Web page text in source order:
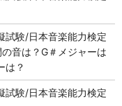
試験/日本音楽能力検定
音は？G＃メジャーは
は？
試験/日本音楽能力検定